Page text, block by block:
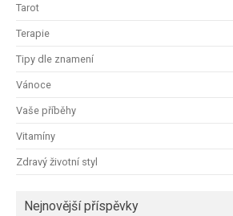
Tarot
Terapie
Tipy dle znamení
Vánoce
Vaše příběhy
Vitamíny
Zdravý životní styl
Nejnovější příspěvky